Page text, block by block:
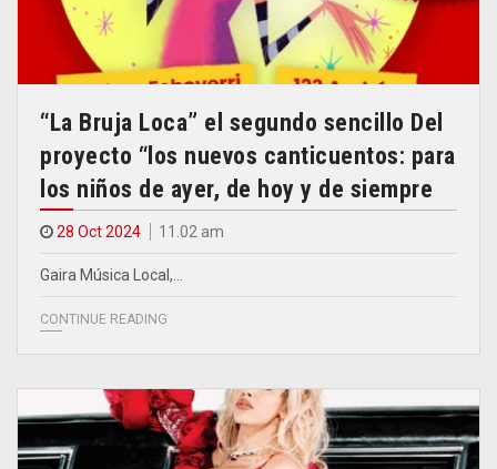
“La Bruja Loca” el segundo sencillo Del
proyecto “los nuevos canticuentos: para
los niños de ayer, de hoy y de siempre
28 Oct 2024 11.02 am
Gaira Música Local,…
CONTINUE READING